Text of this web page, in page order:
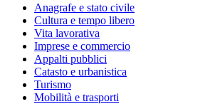
Anagrafe e stato civile
Cultura e tempo libero
Vita lavorativa
Imprese e commercio
Appalti pubblici
Catasto e urbanistica
Turismo
Mobilità e trasporti